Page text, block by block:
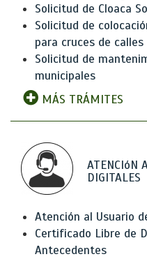
Solicitud de Cloaca
Solicitud de
para cruces de calles
Solicitud de
municipales
MÁS TRÁMITES
ATENCIóN
DIGITALES
Atención al Usuario
Certificado Libre de
Antecedentes